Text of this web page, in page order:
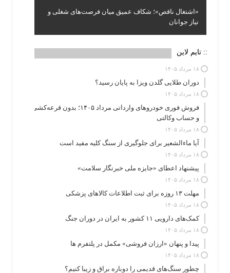
«اشتغال ناقص»؛ شکاف عمیق میان فرصت‌های شغلی و
نیاز جوانان
:: تایم لاین
۱۸ مرداد ۱۴۰۵
دوران طلایی گلدن ویزا به پایان رسید؟
۱۸ مرداد ۱۴۰۵
فروش فوری خودروهای وارداتی مرداد ۱۴۰۵؛ بدون قرعه‌کشی
و حساب وکالتی
۱۸ مرداد ۱۴۰۵
آیا ماءالشعیر برای جلوگیری از سنگ کلیه مفید است
۱۸ مرداد ۱۴۰۵
پیشنهاد اعطای «جایزه ملی خبرنگار سلامت»
۱۸ مرداد ۱۴۰۵
مهلت ۱۳ روزه برای ثبت اطلاعات کالاهای پزشکی
۱۸ مرداد ۱۴۰۵
کمک‌های دارویی ۱۱ کشور به ایران در دوران جنگ
۱۸ مرداد ۱۴۰۵
پیدا و پنهان «ارزان فروشی» مکمل در پلتفرم ها
۱۸ مرداد ۱۴۰۵
چطور سنگ‌های قدیمی را دوباره براق و زیبا کنیم؟